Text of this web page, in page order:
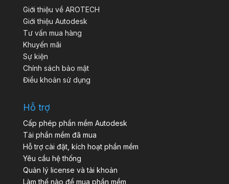
Giới thiệu về AROTECH
Giới thiệu Autodesk
Tư vấn mua hàng
Khuyến mãi
Sự kiện
Chính sách bảo mật
Điều khoản sử dụng
Hỗ trợ
Cấp phép phần mềm Autodesk
Tải phần mềm đã mua
Hỗ trợ cài đặt, kích hoạt phần mềm
Yêu cầu hệ thống
Quản lý license và tài khoản
Làm thế nào để mua phần mềm